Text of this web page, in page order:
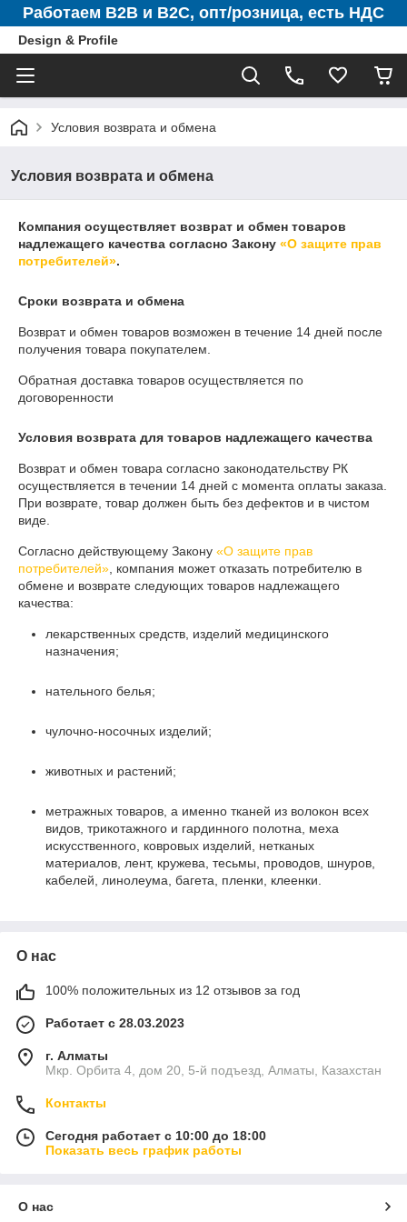
Работаем B2B и B2C, опт/розница, есть НДС
Design & Profile
Условия возврата и обмена
Условия возврата и обмена
Компания осуществляет возврат и обмен товаров
надлежащего качества согласно Закону «О защите прав
потребителей».
Сроки возврата и обмена
Возврат и обмен товаров возможен в течение 14 дней после
получения товара покупателем.
Обратная доставка товаров осуществляется по
договоренности
Условия возврата для товаров надлежащего качества
Возврат и обмен товара согласно законодательству РК
осуществляется в течении 14 дней с момента оплаты заказа.
При возврате, товар должен быть без дефектов и в чистом
виде.
Согласно действующему Закону «О защите прав
потребителей» , компания может отказать потребителю в
обмене и возврате следующих товаров надлежащего
качества:
лекарственных средств, изделий медицинского
назначения;
нательного белья;
чулочно-носочных изделий;
животных и растений;
метражных товаров, а именно тканей из волокон всех
видов, трикотажного и гардинного полотна, меха
искусственного, ковровых изделий, нетканых
материалов, лент, кружева, тесьмы, проводов, шнуров,
кабелей, линолеума, багета, пленки, клеенки.
О нас
100% положительных из 12 отзывов за год
Работает с 28.03.2023
г. Алматы
Мкр. Орбита 4, дом 20, 5-й подъезд, Алматы, Казахстан
Контакты
Сегодня работает с 10:00 до 18:00
Показать весь график работы
О нас